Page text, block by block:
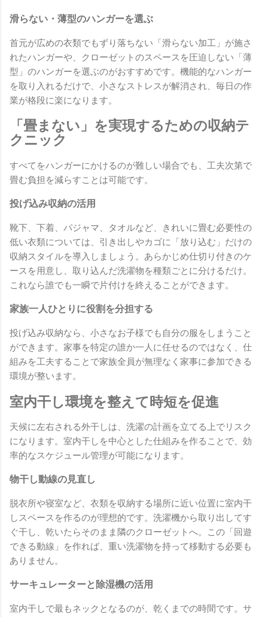
滑らない・薄型のハンガーを選ぶ
首元が広めの衣類でもずり落ちない「滑らない加工」が施さ
れたハンガーや、クローゼットのスペースを圧迫しない「薄
型」のハンガーを選ぶのがおすすめです。機能的なハンガー
を取り入れるだけで、小さなストレスが解消され、毎日の作
業が格段に楽になります。
「畳まない」を実現するための収納テ
クニック
すべてをハンガーにかけるのが難しい場合でも、工夫次第で
畳む負担を減らすことは可能です。
投げ込み収納の活用
靴下、下着、パジャマ、タオルなど、きれいに畳む必要性の
低い衣類については、引き出しやカゴに「放り込む」だけの
収納スタイルを導入しましょう。あらかじめ仕切り付きのケ
ースを用意し、取り込んだ洗濯物を種類ごとに分けるだけ。
これなら誰でも一瞬で片付けを終えることができます。
家族一人ひとりに役割を分担する
投げ込み収納なら、小さなお子様でも自分の服をしまうこと
ができます。家事を特定の誰か一人に任せるのではなく、仕
組みを工夫することで家族全員が無理なく家事に参加できる
環境が整います。
室内干し環境を整えて時短を促進
天候に左右される外干しは、洗濯の計画を立てる上でリスク
になります。室内干しを中心とした仕組みを作ることで、効
率的なスケジュール管理が可能になります。
物干し動線の見直し
脱衣所や寝室など、衣類を収納する場所に近い位置に室内干
しスペースを作るのが理想的です。洗濯機から取り出してす
ぐ干し、乾いたらそのまま隣のクローゼットへ。この「回遊
できる動線」を作れば、重い洗濯物を持って移動する必要も
ありません。
サーキュレーターと除湿機の活用
室内干しで最もネックとなるのが、乾くまでの時間です。サ